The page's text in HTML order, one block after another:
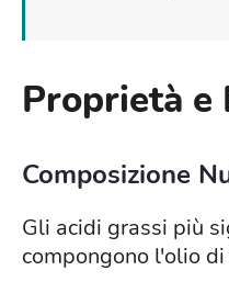
Proprietà e
Composizione
Gli acidi grassi più
compongono l'olio